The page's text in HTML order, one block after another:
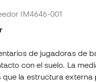
IM4646-001
de jugadoras de
con el suelo. La
la estructura